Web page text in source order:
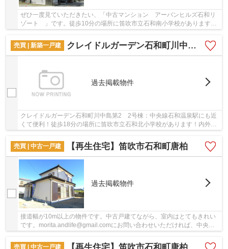
ぜひ一度見ていただきたい、「中古マンション アーバンヒルズ石和リ
ゾート 」です。徒歩10分の場所に笛吹市立石和南小学校があります。
売買 | 新築一戸建
クレイドルガーデン石和町川中島第2 2号棟
過去掲載物件
クレイドルガーデン石和町川中島第2 2号棟：中央線石和温泉駅にも近
くて便利！徒歩18分の場所に笛吹市立石和北小学校があります！内外装
売買 | 中古一戸建
【再生住宅】笛吹市石和町唐柏
過去掲載物件
接道幅が10m以上の物件です。中古戸建てながら、室内はとてもきれい
です。morita.andlife@gmail.comにお問い合わせいただければ、中央線
石和温泉周辺の不動産情報をご紹介させていただ...
売買 | 中古一戸建
【再生住宅】笛吹市石和町唐柏